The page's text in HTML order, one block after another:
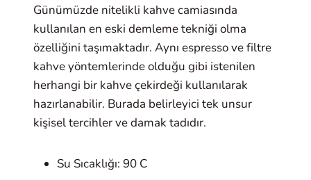
Günümüzde nitelikli kahve camiasında
kullanılan en eski demleme tekniği olma
özelliğini taşımaktadır. Aynı espresso ve filtre
kahve yöntemlerinde olduğu gibi istenilen
herhangi bir kahve çekirdeği kullanılarak
hazırlanabilir. Burada belirleyici tek unsur
kişisel tercihler ve damak tadıdır.
Su Sıcaklığı: 90 C